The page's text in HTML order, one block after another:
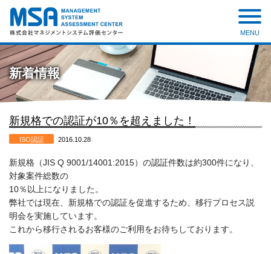
株式会社 マネジメントシステ
ム評価センター
MENU
新着情報
新規格での認証が10％を超えました！
ISO認証 2016.10.28
新規格（JIS Q 9001/14001:2015）の認証件数は約300件になり、
対象案件総数の
10％以上になりました。
弊社では現在、新規格での認証を促進するため、移行プロセス説
明会を実施しています。
これから移行されるお客様のご利用をお待ちしております。